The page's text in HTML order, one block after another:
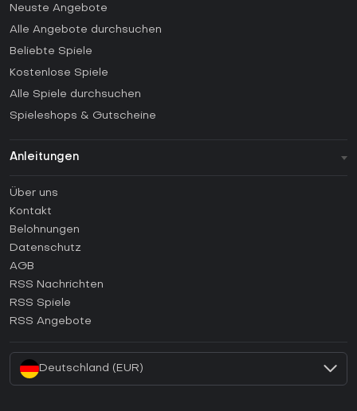
Neuste Angebote
Alle Angebote durchsuchen
Beliebte Spiele
Kostenlose Spiele
Alle Spiele durchsuchen
Spieleshops & Gutscheine
Anleitungen
Anleitungen
Wie aktiviert man einen Steam CD Key?
Wie aktiviert man einen Epic Games CD Key?
Wie aktiviert man einen GOG CD Key?
Wie aktiviert man einen Ubisoft Connect CD Key?
Über uns
Kontakt
Belohnungen
Datenschutz
AGB
RSS Nachrichten
RSS Spiele
RSS Angebote
Deutschland (EUR)